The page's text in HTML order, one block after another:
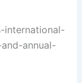
international-
annual-